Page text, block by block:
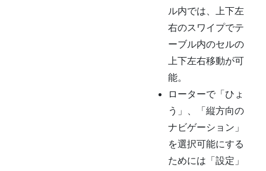
ル内では、上下左
右のスワイプでテ
ーブル内のセルの
上下左右移動が可
能。
ローターで「ひょ
う」、「縦方向の
ナビゲーション」
を選択可能にする
ためには「設定」